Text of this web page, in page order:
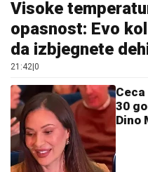
Visoke
opasnost: Evo
da izbjegnete
21:42 0
30
Dino